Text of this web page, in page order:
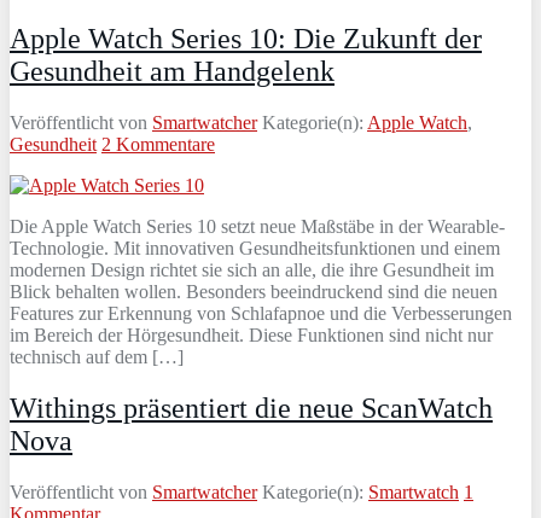
Apple Watch Series 10: Die Zukunft der
Gesundheit am Handgelenk
Veröffentlicht von Smartwatcher Kategorie(n): Apple Watch,
Gesundheit 2 Kommentare
Die Apple Watch Series 10 setzt neue Maßstäbe in der Wearable-
Technologie. Mit innovativen Gesundheitsfunktionen und einem
modernen Design richtet sie sich an alle, die ihre Gesundheit im
Blick behalten wollen. Besonders beeindruckend sind die neuen
Features zur Erkennung von Schlafapnoe und die Verbesserungen
im Bereich der Hörgesundheit. Diese Funktionen sind nicht nur
technisch auf dem […]
Withings präsentiert die neue ScanWatch
Nova
Veröffentlicht von Smartwatcher Kategorie(n): Smartwatch 1
Kommentar